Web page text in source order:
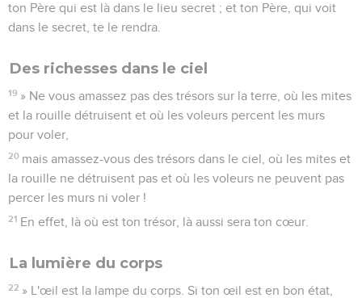
ton Père qui est là dans le lieu secret ; et ton Père, qui voit
dans le secret, te le rendra.
Des richesses dans le ciel
19 » Ne vous amassez pas des trésors sur la terre, où les mites
et la rouille détruisent et où les voleurs percent les murs
pour voler,
20 mais amassez-vous des trésors dans le ciel, où les mites et
la rouille ne détruisent pas et où les voleurs ne peuvent pas
percer les murs ni voler !
21 En effet, là où est ton trésor, là aussi sera ton cœur.
La lumière du corps
22 » L'œil est la lampe du corps. Si ton œil est en bon état,